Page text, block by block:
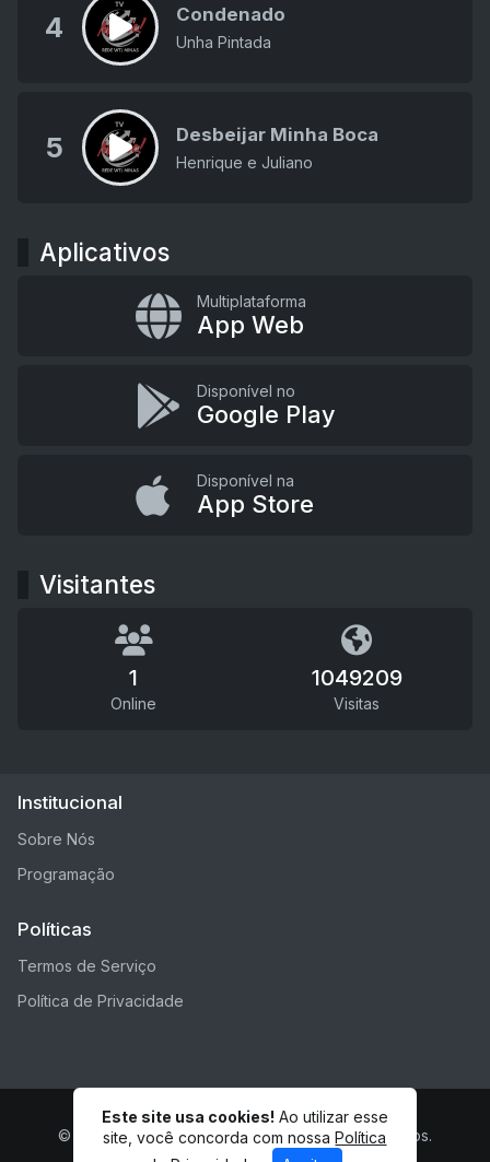
4 Condenado
Unha Pintada
5 Desbeijar Minha Boca
Henrique e Juliano
Aplicativos
Multiplataforma
App Web
Disponível no
Google Play
Disponível na
App Store
Visitantes
1
Online
1049209
Visitas
Institucional
Sobre Nós
Programação
Políticas
Termos de Serviço
Política de Privacidade
© REDE WTJMINAS - Todos os direitos reservados.
Este site usa cookies! Ao utilizar esse
site, você concorda com nossaPolítica